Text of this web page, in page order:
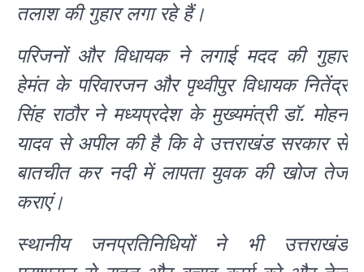
तलाश की गुहार लगा रहे हैं।
परिजनों और विधायक ने लगाई मदद की गुहार
हेमंत के परिवारजन और पृथ्वीपुर विधायक नितेंद्र
सिंह राठौर ने मध्यप्रदेश के मुख्यमंत्री डॉ. मोहन
यादव से अपील की है कि वे उत्तराखंड सरकार से
बातचीत कर नदी में लापता युवक की खोज तेज
कराएं।
स्थानीय जनप्रतिनिधियों ने भी उत्तराखंड